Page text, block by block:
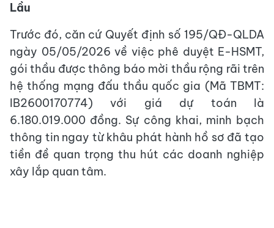
Lầu
Trước đó, căn cứ Quyết định số 195/QĐ-QLDA
ngày 05/05/2026 về việc phê duyệt E-HSMT,
gói thầu được thông báo mời thầu rộng rãi trên
hệ thống mạng đấu thầu quốc gia (Mã TBMT:
IB2600170774) với giá dự toán là
6.180.019.000 đồng. Sự công khai, minh bạch
thông tin ngay từ khâu phát hành hồ sơ đã tạo
tiền đề quan trọng thu hút các doanh nghiệp
xây lắp quan tâm.